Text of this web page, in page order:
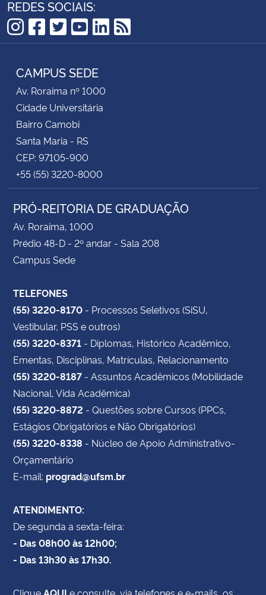
REDES SOCIAIS:
Instagram
Facebook
Twitter
YouTube
LinkedIn
RSS
CAMPUS SEDE
Av. Roraima nº 1000
Cidade Universitária
Bairro Camobi
Santa Maria - RS
CEP: 97105-900
+55 (55) 3220-8000
PRÓ-REITORIA DE GRADUAÇÃO
Av. Roraima, 1000
Prédio 48-D - 2º andar - Sala 208
Campus Sede
TELEFONES
(55) 3220-8170 - Processos Seletivos (SiSU,
Vestibular, PSS e outros)
(55) 3220-8371 - Diplomas, Histórico Acadêmico,
Ementas, Disciplinas, Matrículas, Relacionamento
(55) 3220-8187 - Assuntos Acadêmicos (Mobilidade
Nacional, Vida Acadêmica)
(55) 3220-8872 - Questões sobre Cursos (PPCs,
Estágios Obrigatórios e Não Obrigatórios)
(55) 3220-8338 - Núcleo de Apoio Administrativo-
Orçamentário
E-mail: prograd@ufsm.br
ATENDIMENTO:
De segunda a sexta-feira:
- Das 08h00 às 12h00;
- Das 13h30 às 17h30.
Clique AQUI e consulte, via telefones e e-mails, os